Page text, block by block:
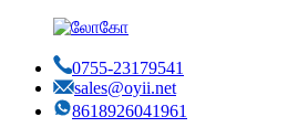
0755-23179541
sales@oyii.net
8618926041961